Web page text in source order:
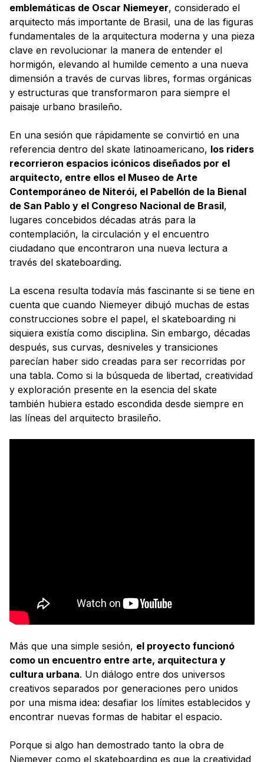
emblemáticas de Oscar Niemeyer, considerado el
arquitecto más importante de Brasil, una de las figuras
fundamentales de la arquitectura moderna y una pieza
clave en revolucionar la manera de entender el
hormigón, elevando al humilde cemento a una nueva
dimensión a través de curvas libres, formas orgánicas
y estructuras que transformaron para siempre el
paisaje urbano brasileño.
En una sesión que rápidamente se convirtió en una
referencia dentro del skate latinoamericano, los riders
recorrieron espacios icónicos diseñados por el
arquitecto, entre ellos el Museo de Arte
Contemporáneo de Niterói, el Pabellón de la Bienal
de San Pablo y el Congreso Nacional de Brasil,
lugares concebidos décadas atrás para la
contemplación, la circulación y el encuentro
ciudadano que encontraron una nueva lectura a
través del skateboarding.
La escena resulta todavía más fascinante si se tiene en
cuenta que cuando Niemeyer dibujó muchas de estas
construcciones sobre el papel, el skateboarding ni
siquiera existía como disciplina. Sin embargo, décadas
después, sus curvas, desniveles y transiciones
parecían haber sido creadas para ser recorridas por
una tabla. Como si la búsqueda de libertad, creatividad
y exploración presente en la esencia del skate
también hubiera estado escondida desde siempre en
las líneas del arquitecto brasileño.
Más que una simple sesión, el proyecto funcionó
como un encuentro entre arte, arquitectura y
cultura urbana. Un diálogo entre dos universos
creativos separados por generaciones pero unidos
por una misma idea: desafiar los límites establecidos y
encontrar nuevas formas de habitar el espacio.
Porque si algo han demostrado tanto la obra de
Niemeyer como el skateboarding es que la creatividad